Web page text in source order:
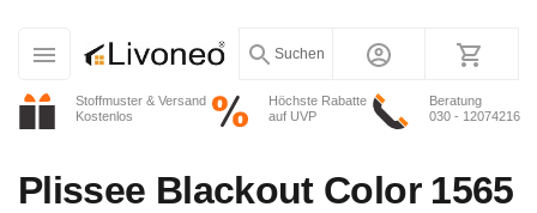
Stoffmuster & Versand
Kostenlos
Höchste Rabatte
auf UVP
Beratung
030 - 12074216
Suchen
Plissee Blackout Color 1565